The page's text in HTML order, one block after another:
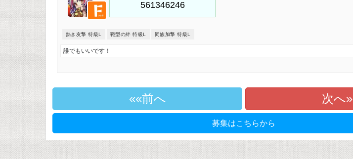
熱き友撃 特級L 戦型の絆 特級L 同族加撃 特級L
誰でもいいです！
«前へ 次へ»
募集はこちらから